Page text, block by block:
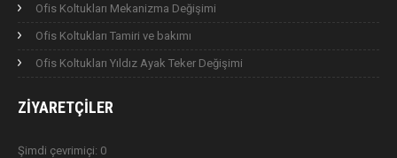
Ofis Koltukları Mekanizma Değişimi
Ofis Koltukları Tamiri ve bakımı
Ofis Koltukları Yıldız Ayak Teker Değişimi
ZIYARETÇILER
Şimdi çevrimiçi: 0